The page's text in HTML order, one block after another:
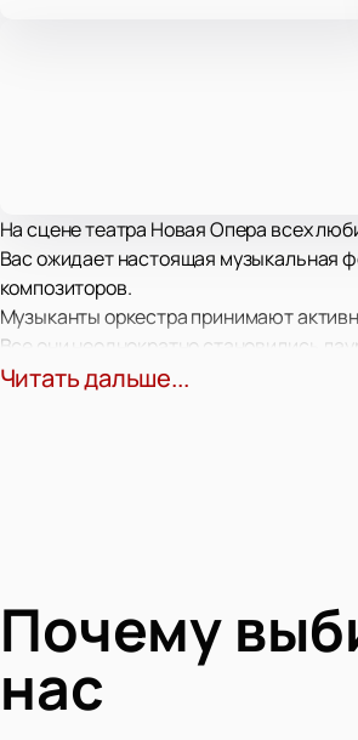
На сцене театра Новая Опера всех
Вас ожидает настоящая музыкальная
композиторов.
Музыканты оркестра принимают
Все они неоднократно становились
международного уровня.
Читать дальше...
Почему
нас